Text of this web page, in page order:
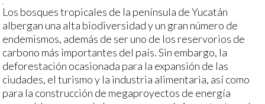
Los bosques tropicales de la península de Yucatán
albergan una alta biodiversidad y un gran número de
endemismos, además de ser uno de los reservorios de
carbono más importantes del país. Sin embargo, la
deforestación ocasionada para la expansión de las
ciudades, el turismo y la industria alimentaria, así como
para la construcción de megaproyectos de energía